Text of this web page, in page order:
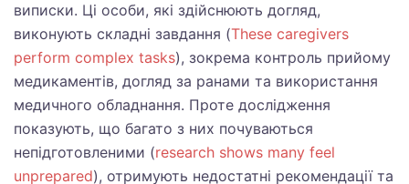
виписки. Ці особи, які здійснюють догляд,
виконують складні завдання (These caregivers
perform complex tasks), зокрема контроль прийому
медикаментів, догляд за ранами та використання
медичного обладнання. Проте дослідження
показують, що багато з них почуваються
непідготовленими (research shows many feel
unprepared), отримують недостатні рекомендації та